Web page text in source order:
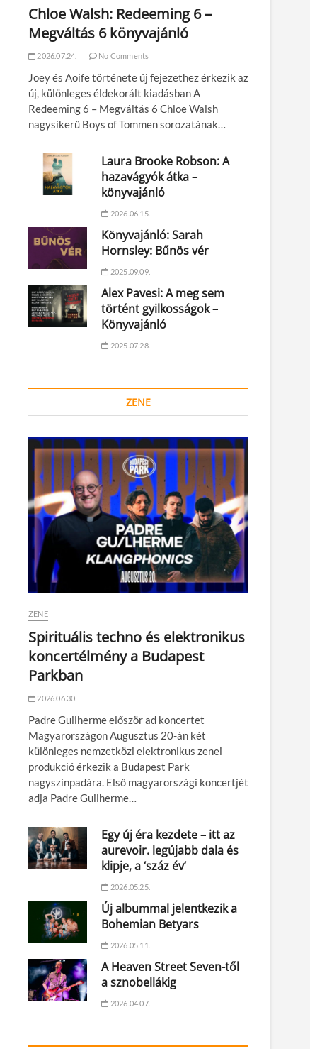
Chloe Walsh: Redeeming 6 –
Megváltás 6 könyvajánló
2026.07.24. No Comments
Joey és Aoife története új fejezethez érkezik az
új, különleges éldekorált kiadásban A
Redeeming 6 – Megváltás 6 Chloe Walsh
nagysikerű Boys of Tommen sorozatának…
Laura Brooke Robson: A
hazavágyók átka –
könyvajánló
2026.06.15.
Könyvajánló: Sarah
Hornsley: Bűnös vér
2025.09.09.
Alex Pavesi: A meg sem
történt gyilkosságok –
Könyvajánló
2025.07.28.
ZENE
ZENE
Spirituális techno és elektronikus
koncertélmény a Budapest
Parkban
2026.06.30.
Padre Guilherme először ad koncertet
Magyarországon Augusztus 20-án két
különleges nemzetközi elektronikus zenei
produkció érkezik a Budapest Park
nagyszínpadára. Első magyarországi koncertjét
adja Padre Guilherme…
Egy új éra kezdete – itt az
aurevoir. legújabb dala és
klipje, a ‘száz év’
2026.05.25.
Új albummal jelentkezik a
Bohemian Betyars
2026.05.11.
A Heaven Street Seven-től
a sznobellákig
2026.04.07.